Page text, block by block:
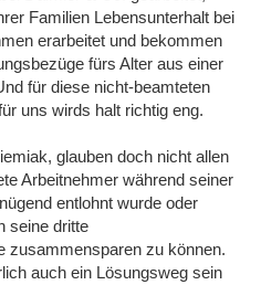
Familien Lebensunterhalt bei
erarbeitet und bekommen
fürs Alter aus einer
für diese nicht-beamteten
uns wirds halt richtig eng.
glauben doch nicht allen
Arbeitnehmer während seiner
entlohnt wurde oder
seine dritte
zusammensparen zu können.
auch ein Lösungsweg sein